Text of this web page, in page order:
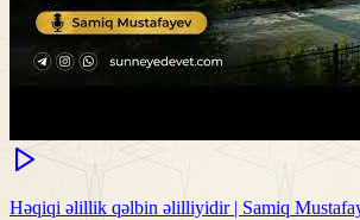
Həqiqi əlillik qəlbin əlilliyidir | Samiq